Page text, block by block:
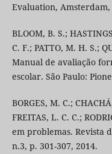
Evaluation, Amsterdam,
BLOOM, B. S.;
C. F.; PATTO, M. H. S.;
Manual de avaliação
escolar. São Paulo:
BORGES, M. C.;
FREITAS, L. C. C.;
em problemas. Revista
n.3, p. 301-307, 2014.